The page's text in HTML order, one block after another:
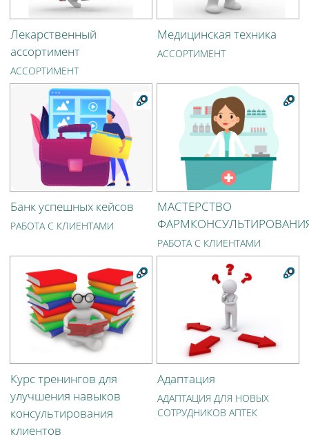
Лекарственный
ассортимент
АССОРТИМЕНТ
Медицинская техника
АССОРТИМЕНТ
Банк успешных кейсов
РАБОТА С КЛИЕНТАМИ
МАСТЕРСТВО
РАБОТА С КЛИЕНТАМИ
Курс тренингов для
улучшения навыков
консультирования
клиентов
Адаптация
АДАПТАЦИЯ ДЛЯ НОВЫХ
СОТРУДНИКОВ АПТЕК